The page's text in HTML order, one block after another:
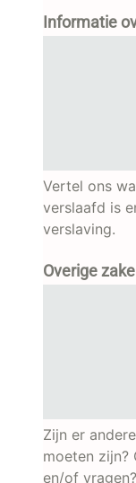
Informatie
Vertel ons
verslaafd is
verslaving.
Overige
Zijn er
moeten zijn?
en/of vragen?